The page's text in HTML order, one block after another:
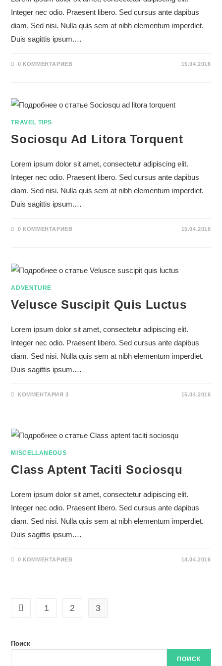
Integer nec odio. Praesent libero. Sed cursus ante dapibus
diam. Sed nisi. Nulla quis sem at nibh elementum imperdiet.
Duis sagittis ipsum.…
0 КОММЕНТАРИЕВ 15.04.2016
TRAVEL TIPS
Sociosqu Ad Litora Torquent
Lorem ipsum dolor sit amet, consectetur adipiscing elit.
Integer nec odio. Praesent libero. Sed cursus ante dapibus
diam. Sed nisi. Nulla quis sem at nibh elementum imperdiet.
Duis sagittis ipsum.…
0 КОММЕНТАРИЕВ 15.04.2016
ADVENTURE
Velusce Suscipit Quis Luctus
Lorem ipsum dolor sit amet, consectetur adipiscing elit.
Integer nec odio. Praesent libero. Sed cursus ante dapibus
diam. Sed nisi. Nulla quis sem at nibh elementum imperdiet.
Duis sagittis ipsum.…
КОММЕНТАРИЯ 3 15.04.2016
MISCELLANEOUS
Class Aptent Taciti Sociosqu
Lorem ipsum dolor sit amet, consectetur adipiscing elit.
Integer nec odio. Praesent libero. Sed cursus ante dapibus
diam. Sed nisi. Nulla quis sem at nibh elementum imperdiet.
Duis sagittis ipsum.…
0 КОММЕНТАРИЕВ 14.04.2016
Перейти на предыдущую страницу
1 2 3
Поиск
ПОИСК